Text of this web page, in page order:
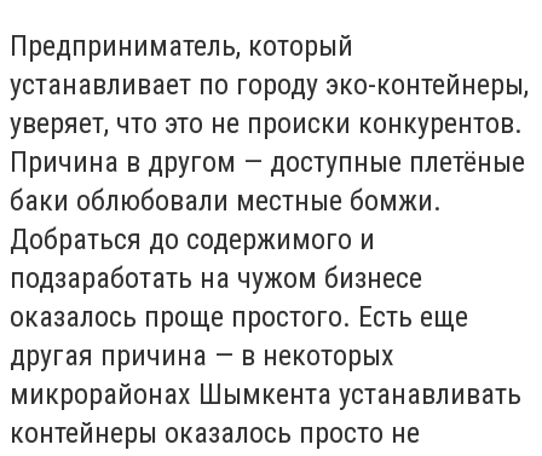
Предприниматель, который
устанавливает по городу эко-контейнеры,
уверяет, что это не происки конкурентов.
Причина в другом — доступные плетёные
баки облюбовали местные бомжи.
Добраться до содержимого и
подзаработать на чужом бизнесе
оказалось проще простого. Есть еще
другая причина — в некоторых
микрорайонах Шымкента устанавливать
контейнеры оказалось просто не